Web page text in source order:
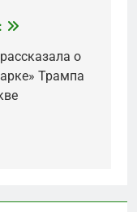
о
Трампа